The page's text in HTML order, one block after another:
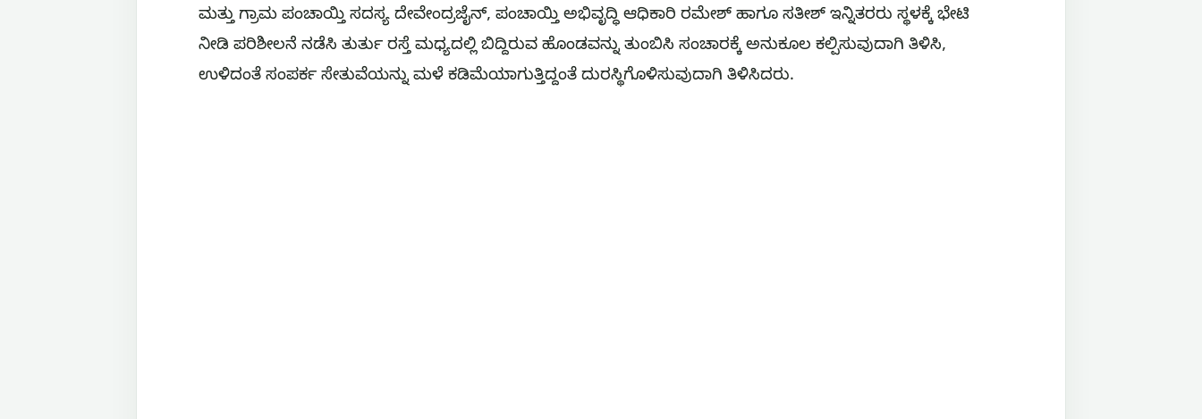
ಮತ್ತು ಗ್ರಾಮ ಪಂಚಾಯ್ತಿ ಸದಸ್ಯ ದೇವೇಂದ್ರಜೈನ್, ಪಂಚಾಯ್ತಿ ಅಭಿವೃದ್ಧಿ ಆಧಿಕಾರಿ ರಮೇಶ್ ಹಾಗೂ ಸತೀಶ್ ಇನ್ನಿತರರು ಸ್ಥಳಕ್ಕೆ ಭೇಟಿ
ನೀಡಿ ಪರಿಶೀಲನೆ ನಡೆಸಿ ತುರ್ತು ರಸ್ತೆ ಮಧ್ಯದಲ್ಲಿ ಬಿದ್ದಿರುವ ಹೊಂಡವನ್ನು ತುಂಬಿಸಿ ಸಂಚಾರಕ್ಕೆ ಅನುಕೂಲ ಕಲ್ಪಿಸುವುದಾಗಿ ತಿಳಿಸಿ,
ಉಳಿದಂತೆ ಸಂಪರ್ಕ ಸೇತುವೆಯನ್ನು ಮಳೆ ಕಡಿಮೆಯಾಗುತ್ತಿದ್ದಂತೆ ದುರಸ್ಥಿಗೊಳಿಸುವುದಾಗಿ ತಿಳಿಸಿದರು.